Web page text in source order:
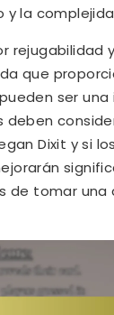
y la
rejugabilidad
que
ser una
deben
Dixit y si
de tomar una